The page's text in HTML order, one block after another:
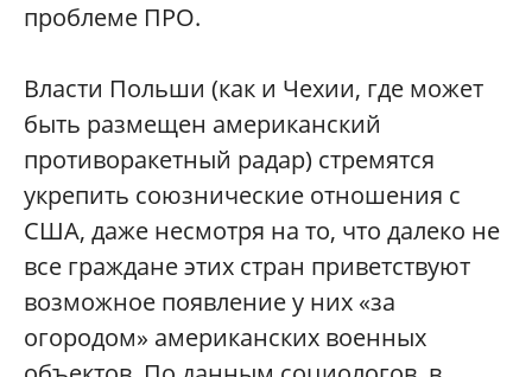
проблеме ПРО.
Власти Польши (как и Чехии, где может
быть размещен американский
противоракетный радар) стремятся
укрепить союзнические отношения с
США, даже несмотря на то, что далеко не
все граждане этих стран приветствуют
возможное появление у них «за
огородом» американских военных